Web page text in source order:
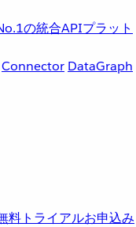
の統合APIプラット
Connector DataGraph
トライアルお申込み